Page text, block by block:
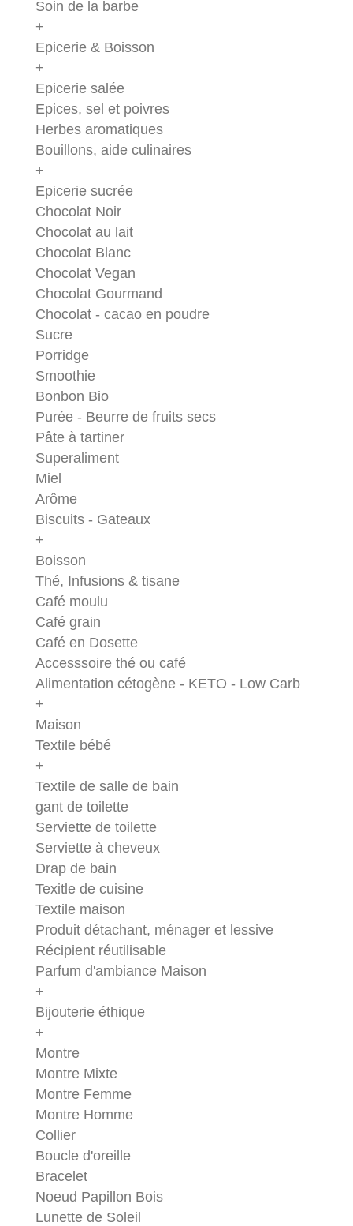
Soin de la barbe
+
Epicerie & Boisson
+
Epicerie salée
Epices, sel et poivres
Herbes aromatiques
Bouillons, aide culinaires
+
Epicerie sucrée
Chocolat Noir
Chocolat au lait
Chocolat Blanc
Chocolat Vegan
Chocolat Gourmand
Chocolat - cacao en poudre
Sucre
Porridge
Smoothie
Bonbon Bio
Purée - Beurre de fruits secs
Pâte à tartiner
Superaliment
Miel
Arôme
Biscuits - Gateaux
+
Boisson
Thé, Infusions & tisane
Café moulu
Café grain
Café en Dosette
Accesssoire thé ou café
Alimentation cétogène - KETO - Low Carb
+
Maison
Textile bébé
+
Textile de salle de bain
gant de toilette
Serviette de toilette
Serviette à cheveux
Drap de bain
Texitle de cuisine
Textile maison
Produit détachant, ménager et lessive
Récipient réutilisable
Parfum d'ambiance Maison
+
Bijouterie éthique
+
Montre
Montre Mixte
Montre Femme
Montre Homme
Collier
Boucle d'oreille
Bracelet
Noeud Papillon Bois
Lunette de Soleil